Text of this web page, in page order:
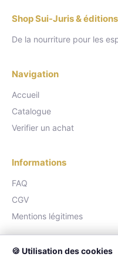
Shop Sui-Juris & éditions
De la nourriture pour les
Navigation
Accueil
Catalogue
Verifier un achat
Informations
FAQ
CGV
Mentions légitimes
Blockchain
🍪 Utilisation des cookies